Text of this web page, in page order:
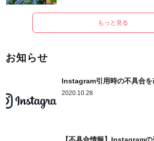
もっと見る
お知らせ
Instagram引用時の不具合を
2020.10.28